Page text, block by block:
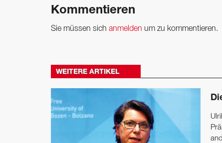
Kommentieren
Sie müssen sich anmelden um zu kommentieren.
WEITERE ARTIKEL